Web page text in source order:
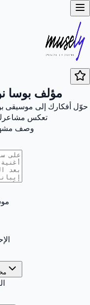
مؤلف بوسا
حوّل أفكارك إلى موسيقى
تعكس مشاعرك
وصف